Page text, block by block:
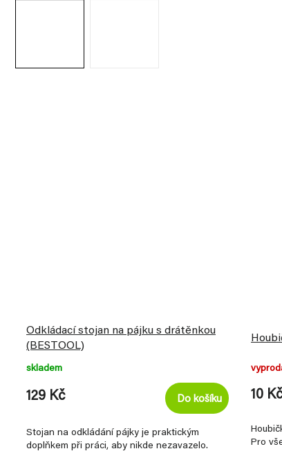
Odkládací stojan na pájku s drátěnkou
(BESTOOL)
skladem
129 Kč Do košíku
Stojan na odkládání pájky je praktickým
doplňkem při práci, aby nikde nezavazelo.
10 Kč
Pro